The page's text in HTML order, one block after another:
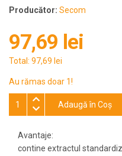
Producător: Secom
97,69 lei
Total: 97,69 lei
Au rămas doar 1!
Adaugă în Coş
Avantaje:
contine extractul